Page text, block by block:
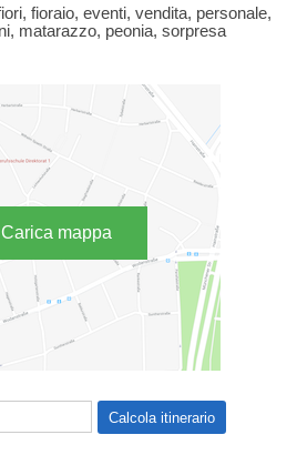
fioraio, eventi, vendita, personale,
matarazzo, peonia, sorpresa
Carica mappa